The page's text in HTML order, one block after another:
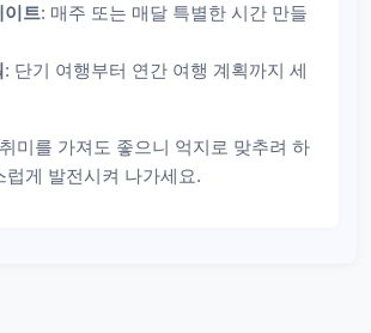
이트: 매주 또는 매달 특별한 시간 만들
: 단기 여행부터 연간 여행 계획까지 세
미를 가져도 좋으니 억지로 맞추려 하
럽게 발전시켜 나가세요.